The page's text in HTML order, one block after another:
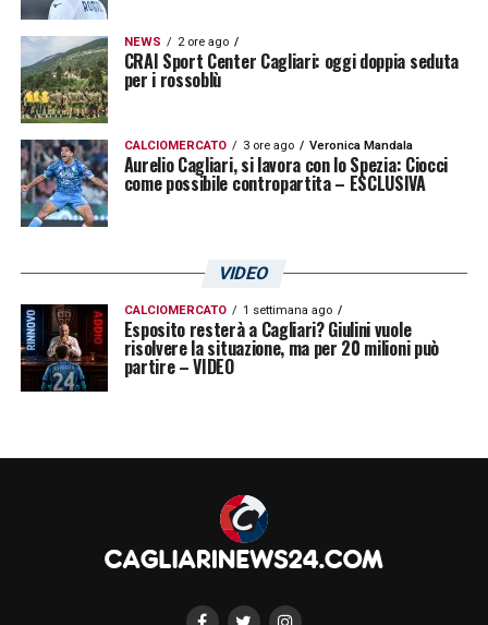
NEWS 2 ore ago
CRAI Sport Center Cagliari: oggi doppia seduta
per i rossoblù
CALCIOMERCATO 3 ore ago Veronica Mandala
Aurelio Cagliari, si lavora con lo Spezia: Ciocci
come possibile contropartita – ESCLUSIVA
VIDEO
CALCIOMERCATO 1 settimana ago
Esposito resterà a Cagliari? Giulini vuole
risolvere la situazione, ma per 20 milioni può
partire – VIDEO